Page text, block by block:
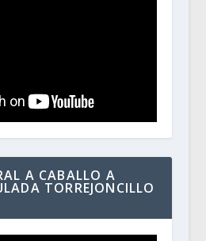
A CABALLO A
TORREJONCILLO